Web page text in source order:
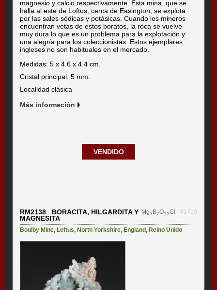
magnesio y calcio respectivamente. Esta mina, que se
halla al este de Loftus, cerca de Easington, se explota
por las sales sódicas y potásicas. Cuando los mineros
encuentran vetas de estos boratos, la roca se vuelve
muy dura lo que es un problema para la explotación y
una alegría para los coleccionistas. Estos ejemplares
ingleses no son habituales en el mercado.
Medidas: 5 x 4.6 x 4.4 cm.
Cristal principal: 5 mm.
Localidad clásica
Más información
VENDIDO
RM2138 BORACITA, HILGARDITA Y
MAGNESITA
Mg3 B7O13Cl #1719
Boulby Mine, Loftus, North Yorkshire, England, Reino Unido